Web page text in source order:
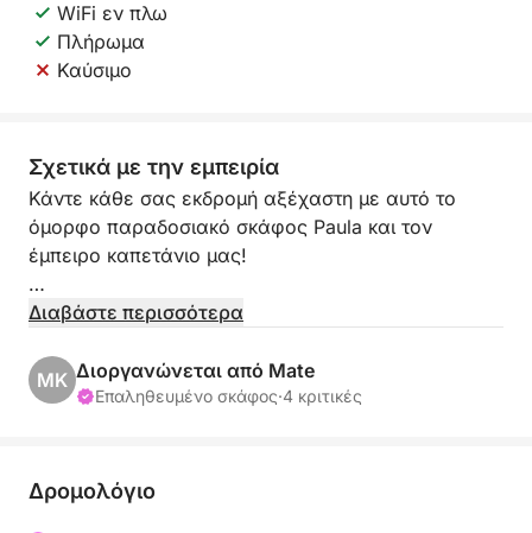
WiFi εν πλω
Πλήρωμα
Καύσιμο
Σχετικά με την εμπειρία
Κάντε κάθε σας εκδρομή αξέχαστη με αυτό το
όμορφο παραδοσιακό σκάφος Paula και τον
έμπειρο καπετάνιο μας!
Το σκάφος βρίσκεται στο Omiš και μπορεί να
+ επιπλέον μέλος πληρώματος) τα οποία
περιλαμβάνονται ήδη στην τιμή. Η ελάχιστη
στη μαρίνα μπροστά από το σκάφος μας για όλη
Διαβάστε περισσότερα
MK Διοργανώνεται από Mate
Επαληθευμένο σκάφος·4 κριτικές
Δρομολόγιο